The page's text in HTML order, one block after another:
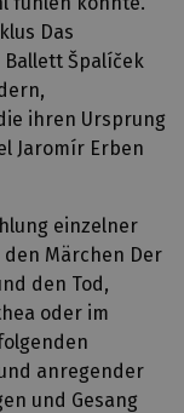
Das
Špalíček
ihren Ursprung
Jaromír Erben
einzelner
den Märchen Der
den Tod,
oder im
anregender
und Gesang